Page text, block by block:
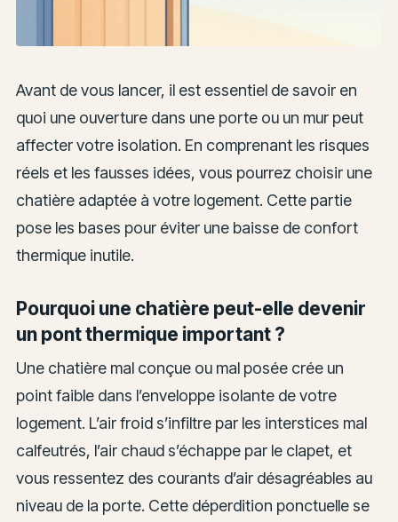
Avant de vous lancer, il est essentiel de savoir en
quoi une ouverture dans une porte ou un mur peut
affecter votre isolation. En comprenant les risques
réels et les fausses idées, vous pourrez choisir une
chatière adaptée à votre logement. Cette partie
pose les bases pour éviter une baisse de confort
thermique inutile.
Pourquoi une chatière peut-elle devenir
un pont thermique important ?
Une chatière mal conçue ou mal posée crée un
point faible dans l’enveloppe isolante de votre
logement. L’air froid s’infiltre par les interstices mal
calfeutrés, l’air chaud s’échappe par le clapet, et
vous ressentez des courants d’air désagréables au
niveau de la porte. Cette déperdition ponctuelle se